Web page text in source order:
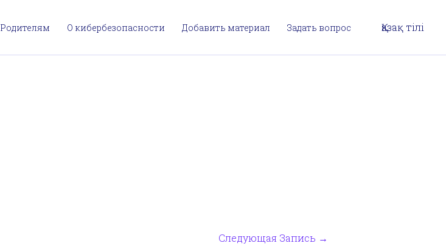
Родителям О кибербезопасности Добавить материал Задать вопрос Қазақ тілі
Следующая Запись →